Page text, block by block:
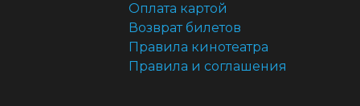
Оплата картой
Возврат билетов
Правила кинотеатра
Правила и соглашения